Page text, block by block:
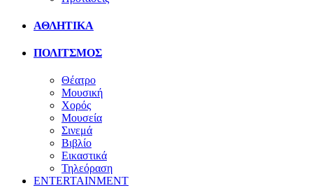
ΑΘΛΗΤΙΚΑ
ΠΟΛΙΤΣΜΟΣ
Θέατρο
Μουσική
Χορός
Μουσεία
Σινεμά
Βιβλίο
Εικαστικά
Τηλεόραση
ENTERTAINMENT